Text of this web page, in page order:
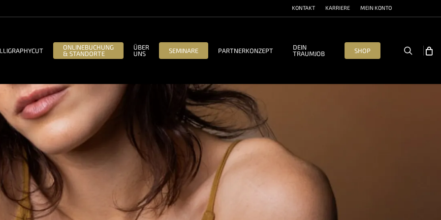
KONTAKT KARRIERE MEIN KONTO
ONLINEBUCHUNG
& STANDORTE
ÜBER
UNS
SEMINARE PARTNERKONZEPT
DEIN
TRAUMJOB
SHOP search